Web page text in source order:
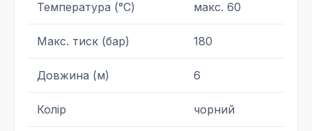
Температура (°C) макс. 60
Макс. тиск (бар) 180
Довжина (м) 6
Колір чорний